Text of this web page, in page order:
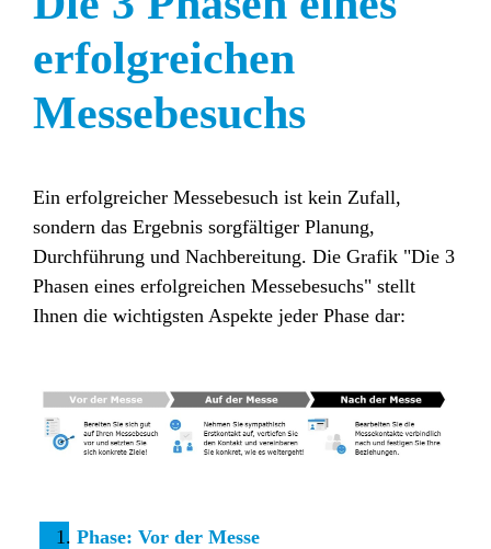
erfolgreichen
Messebesuchs
Ein erfolgreicher Messebesuch ist kein Zufall,
sondern das Ergebnis sorgfältiger Planung,
Durchführung und Nachbereitung. Die Grafik "Die 3
Phasen eines erfolgreichen Messebesuchs" stellt
Ihnen die wichtigsten Aspekte jeder Phase dar:
Phase: Vor der Messe